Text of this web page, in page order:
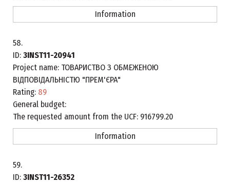
Information
58.
ID: 3INST11-20941
Project name: ТОВАРИСТВО З ОБМЕЖЕНОЮ
ВІДПОВІДАЛЬНІСТЮ "ПРЕМ'ЄРА"
Rating: 89
General budget:
The requested amount from the UCF: 916799.20
Information
59.
ID: 3INST11-26352